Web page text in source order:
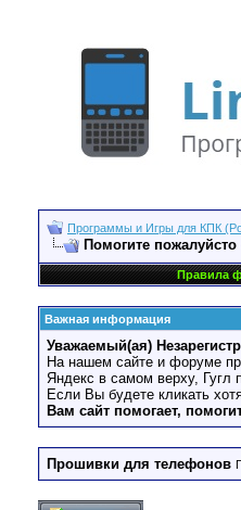
Программы и Игры для КПК
Помогите
Правила
Важная информация
Уважаемый(ая)
На нашем сайте и форуме
Яндекс в самом верху, Гугл
Если Вы будете кликать
Вам сайт помогает,
Прошивки для телефонов